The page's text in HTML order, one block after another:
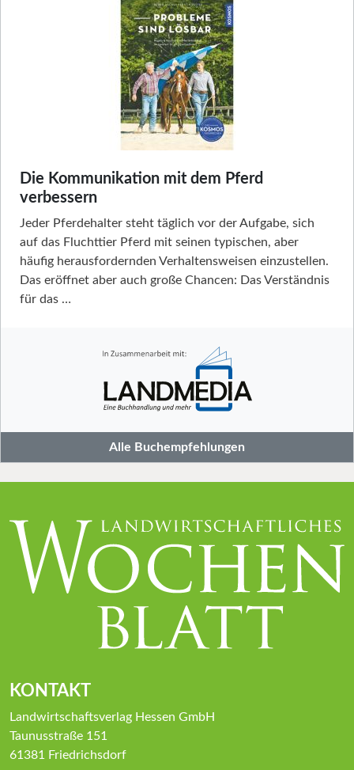
Die Kommunikation mit dem Pferd
verbessern
Jeder Pferdehalter steht täglich vor der Aufgabe, sich
auf das Fluchttier Pferd mit seinen typischen, aber
häufig herausfordernden Verhaltensweisen einzustellen.
Das eröffnet aber auch große Chancen: Das Verständnis
für das …
Alle Buchempfehlungen
KONTAKT
Landwirtschaftsverlag Hessen GmbH
Taunusstraße 151
61381 Friedrichsdorf